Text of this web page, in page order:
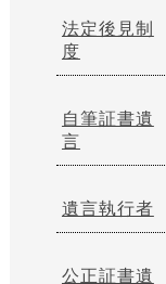
法定後見制
度
自筆証書遺
言
遺言執行者
公正証書遺